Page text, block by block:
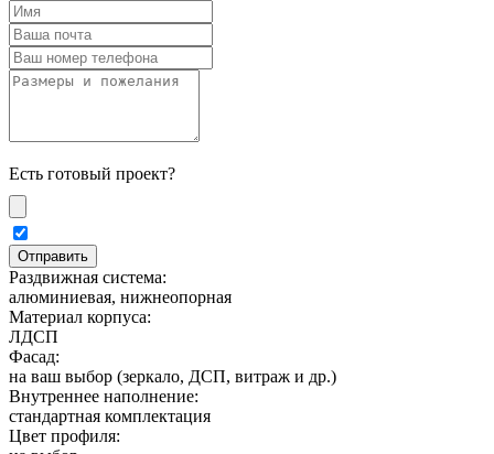
Есть готовый проект?
Раздвижная система:
алюминиевая, нижнеопорная
Материал корпуса:
ЛДСП
Фасад:
на ваш выбор (зеркало, ДСП, витраж и др.)
Внутреннее наполнение:
стандартная комплектация
Цвет профиля: